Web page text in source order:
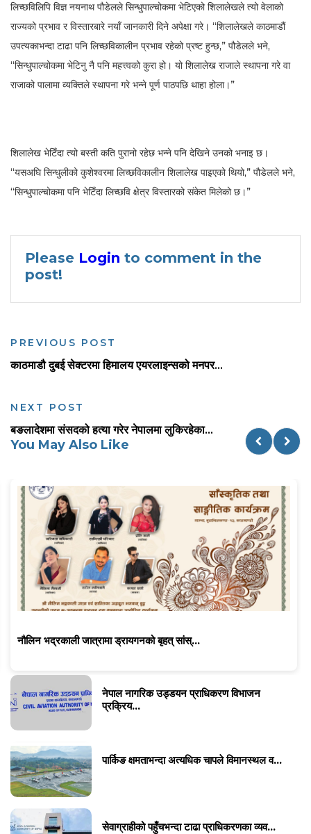
लिच्छविलिपि विज्ञ नयनाथ पौडेलले सिन्धुपाल्चोकमा भेटिएको शिलालेखले त्यो वेलाको
राज्यको प्रभाव र विस्तारबारे नयाँ जानकारी दिने अपेक्षा गरे। “शिलालेखले काठमाडौं
उपत्यकाभन्दा टाढा पनि लिच्छविकालीन प्रभाव रहेको प्रष्ट हुन्छ,” पौडेलले भने,
“सिन्धुपाल्चोकमा भेटिनु नै पनि महत्त्वको कुरा हो। यो शिलालेख राजाले स्थापना गरे वा
राजाको पालामा व्यक्तिले स्थापना गरे भन्ने पूर्ण पाठपछि थाहा होला।”
शिलालेख भेटिँदा त्यो बस्ती कति पुरानो रहेछ भन्ने पनि देखिने उनको भनाइ छ।
“यसअघि सिन्धुलीको कुशेश्वरमा लिच्छविकालीन शिलालेख पाइएको थियो,” पौडेलले भने,
“सिन्धुपाल्चोकमा पनि भेटिँदा लिच्छवि क्षेत्र विस्तारको संकेत मिलेको छ।”
Please Login to comment in the
post!
PREVIOUS POST
काठमाडौ दुबई सेक्टरमा हिमालय एयरलाइन्सको मनपर...
NEXT POST
बङलादेशमा संसदको हत्या गरेर नेपालमा लुकिरहेका...
You May Also Like
नौलिन भद्रकाली जात्रामा ड्रायगनको बृहत् सांस्...
नेपाल नागरिक उड्डयन प्राधिकरण विभाजन
प्रक्रिय...
पार्किङ क्षमताभन्दा अत्यधिक चापले विमानस्थल व...
सेवाग्राहीको पहुँचभन्दा टाढा प्राधिकरणका व्यव...